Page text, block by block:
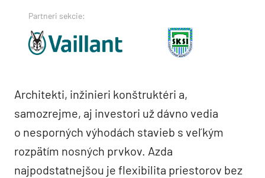
Partneri sekcie:
Architekti, inžinieri konštruktéri a,
samozrejme, aj investori už dávno vedia
o nesporných výhodách stavieb s veľkým
rozpätím nosných prvkov. Azda
najpodstatnejšou je flexibilita priestorov bez